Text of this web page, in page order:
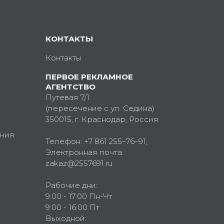
КОНТАКТЫ
Контакты
ПЕРВОЕ РЕКЛАМНОЕ
АГЕНТСТВО
Путевая 7/1
(пересечение с ул. Седина)
350015, г. Краснодар, Россия
Телефон: +7 861 255–76–91,
Электронная почта:
zakaz@2557691.ru
Рабочие дни:
9:00 - 17:00 Пн-Чт
9:00 - 16:00 Пт
Выходной: